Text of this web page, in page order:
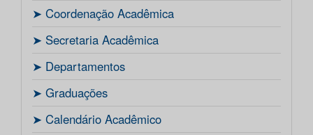
ㅤ➤ Coordenação Acadêmica
ㅤㅤ➤ Secretaria Acadêmica
ㅤ➤ Departamentos
ㅤ➤ Graduações
ㅤ➤ Calendário Acadêmico